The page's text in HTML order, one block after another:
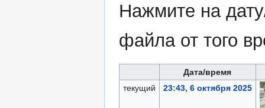
Нажмите на
файла от того
Дата/время
текущий
23:43, 6 октября 2025